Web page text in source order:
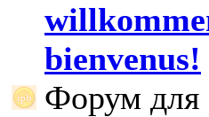
bienvenus!
Форум для